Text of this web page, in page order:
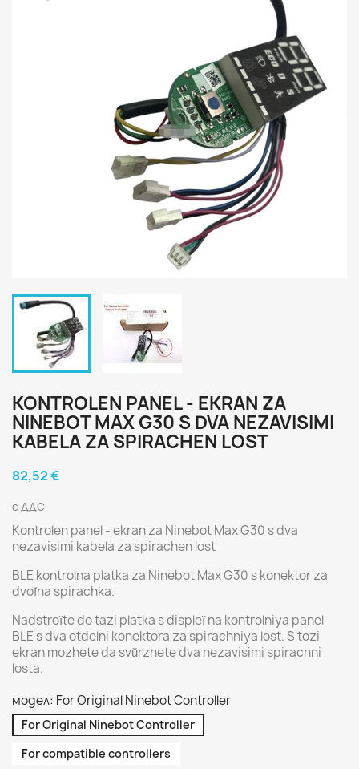
KONTROLEN PANEL - EKRAN ZA
NINEBOT MAX G30 S DVA NEZAVISIMI
KABELA ZA SPIRACHEN LOST
82,52 €
с ДДС
Kontrolen panel - ekran za Ninebot Max G30 s dva
nezavisimi kabela za spirachen lost
BLE kontrolna platka za Ninebot Max G30 s konektor za
dvoĭna spirachka.
Nadstroĭte do tazi platka s displeĭ na kontrolniya panel
BLE s dva otdelni konektora za spirachniya lost. S tozi
ekran mozhete da svŭrzhete dva nezavisimi spirachni
losta.
модел: For Original Ninebot Controller
For Original Ninebot Controller
For compatible controllers